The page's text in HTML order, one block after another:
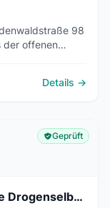
98
der offenen
Details →
Geprüft
VISION e.V. - Verein für innovative Drogenselbsthilfe